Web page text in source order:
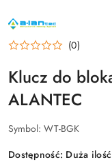
NAZWA
PRODUCENTA:
ALANTEC (0)
Klucz do
ALANTEC
Symbol: WT-BGK
Dostępność: Duża ilość